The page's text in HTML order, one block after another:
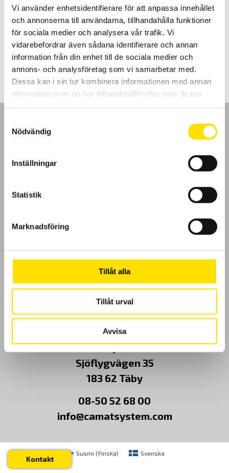
Vi använder enhetsidentifierare för att anpassa innehållet
och annonserna till användarna, tillhandahålla funktioner
för sociala medier och analysera vår trafik. Vi
vidarebefordrar även sådana identifierare och annan
information från din enhet till de sociala medier och
annons- och analysföretag som vi samarbetar med.
Dessa kan i sin tur kombinera informationen med annan
information som du har tillhandahållit eller som de har
Nödvändig
Inställningar
Statistik
Marknadsföring
Tillåt alla
Tillåt urval
Avvisa
TRMS mätområde samt spänningsmätning upp till 1200 Vac och
1700 Vdc. Med summer / kontinuitet, temperaturmätning och
startströmsmätning. Modell F404T har en automatisk
kontrollfunktion om likström finns på solpanelsinstallationer.
Prisintervall:
3,630.00 kr
7,295.00 kr
Kundundersökning
Om Oss
Kontakt
CA Mätsystem AB
Sjöflygvägen 35
183 62 Täby
08-50 52 68 00
info@camatsystem.com
Kontakt
Suomi (Finska) Svenska